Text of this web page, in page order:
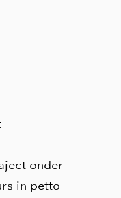
onder
in petto